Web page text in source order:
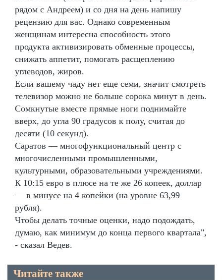
рядом с Андреем) и со дня на день напишу
рецензию для вас. Однако современным
женщинам интересна способность этого
продукта активизировать обменные процессы,
снижать аппетит, помогать расщеплению
углеводов, жиров.
Если вашему чаду нет еще семи, значит смотреть
телевизор можно не больше сорока минут в день.
Сомкнутые вместе прямые ноги поднимайте
вверх, до угла 90 градусов к полу, считая до
десяти (10 секунд).
Саратов — многофункциональный центр с
многочисленными промышленными,
культурными, образовательными учреждениями.
К 10:15 евро в плюсе на те же 26 копеек, доллар
— в минусе на 4 копейки (на уровне 63,99
рубля).
Чтобы делать точные оценки, надо подождать,
думаю, как минимум до конца первого квартала",
- сказал Ведев.
Читайте также